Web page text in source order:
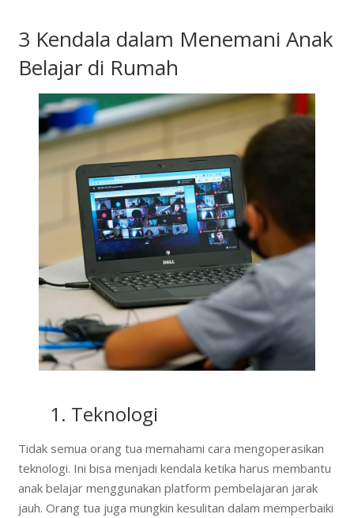
3 Kendala dalam Menemani Anak
Belajar di Rumah
1. Teknologi
Tidak semua orang tua memahami cara mengoperasikan
teknologi. Ini bisa menjadi kendala ketika harus membantu
anak belajar menggunakan platform pembelajaran jarak
jauh. Orang tua juga mungkin kesulitan dalam memperbaiki